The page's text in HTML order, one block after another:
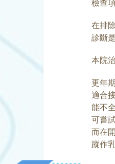
檢查
在排
診斷
本院
更年
適合
能不
可嘗
而在
蹤作